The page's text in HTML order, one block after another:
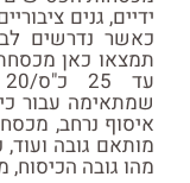
ידיים, גנים
כאשר נדרשים
תמצאו כאן
שמתאימה עבור
איסוף נרחב,
מותאם גובה
מהו גובה הכיסוח,